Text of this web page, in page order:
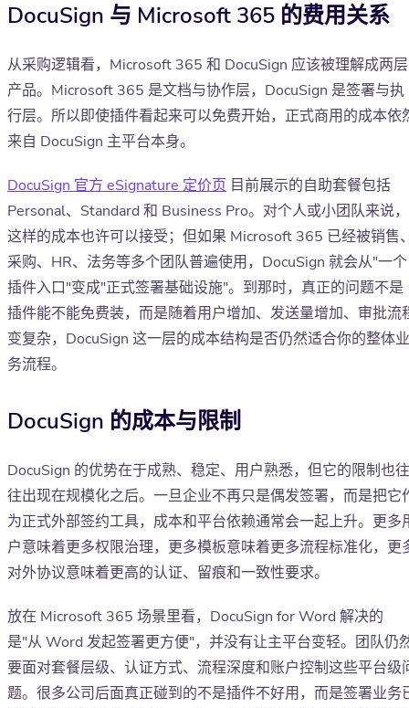
DocuSign 与 Microsoft 365 的费用关系
从采购逻辑看，Microsoft 365 和 DocuSign 应该被理解成两层
产品。Microsoft 365 是文档与协作层，DocuSign 是签署与执
行层。所以即使插件看起来可以免费开始，正式商用的成本依
来自 DocuSign 主平台本身。
DocuSign 官方 eSignature 定价页 目前展示的自助套餐包括
Personal、Standard 和 Business Pro。对个人或小团队来说，
这样的成本也许可以接受；但如果 Microsoft 365 已经被销售
采购、HR、法务等多个团队普遍使用，DocuSign 就会从"一个
插件入口"变成"正式签署基础设施"。到那时，真正的问题不是
插件能不能免费装，而是随着用户增加、发送量增加、审批流
变复杂，DocuSign 这一层的成本结构是否仍然适合你的整体业
务流程。
DocuSign 的成本与限制
DocuSign 的优势在于成熟、稳定、用户熟悉，但它的限制也往
往出现在规模化之后。一旦企业不再只是偶发签署，而是把它
为正式外部签约工具，成本和平台依赖通常会一起上升。更多
户意味着更多权限治理，更多模板意味着更多流程标准化，更
对外协议意味着更高的认证、留痕和一致性要求。
放在 Microsoft 365 场景里看，DocuSign for Word 解决的
是"从 Word 发起签署更方便"，并没有让主平台变轻。团队仍
要面对套餐层级、认证方式、流程深度和账户控制这些平台级
题。很多公司后面真正碰到的不是插件不好用，而是签署业务